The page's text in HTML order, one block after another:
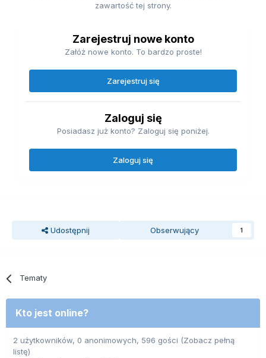
zawartość tej strony.
Zarejestruj nowe konto
Załóż nowe konto. To bardzo proste!
Zarejestruj się
Zaloguj się
Posiadasz już konto? Zaloguj się poniżej.
Zaloguj się
Udostępnij Obserwujący 1
Tematy
Kto jest online?
2 użytkowników, 0 anonimowych, 596 gości (Zobacz pełną
listę)